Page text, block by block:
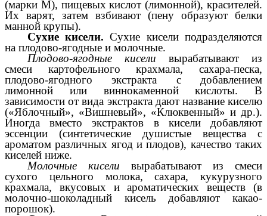
(марки М), пищевых кислот (лимонной), красителей.
Их варят, затем взбивают (пену образуют белки
манной крупы).
Сухие кисели.Сухие кисели подразделяются
на плодово-ягодные и молочные.
Плодово-ягодные кисели вырабатывают из
смеси картофельного крахмала, сахара-песка,
плодово-ягодного экстракта с добавлением
лимонной или виннокаменной кислоты. В
зависимости от вида экстракта дают название киселю
(«Яблочный», «Вишневый», «Клюквенный» и др.).
Иногда вместо экстрактов в кисели добавляют
эссенции (синтетические душистые вещества с
ароматом различных ягод и плодов), качество таких
киселей ниже.
Молочные кисели вырабатывают из смеси
сухого цельного молока, сахара, кукурузного
крахмала, вкусовых и ароматических веществ (в
молочно-шоколадный кисель добавляют какао-
порошок).